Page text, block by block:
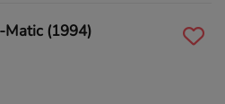
Matic (1994)